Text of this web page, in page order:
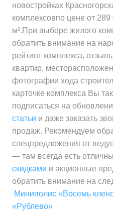
Средняя цена
за 1 м²
Минимальная цена
за 1 м²
Средняя цена
за 1 м²
Средняя цена
за квартиру
Минимальная цена
за 1 м²
Средняя цена
за 1 м²
новостройках
комплексовпо цене от
м².При выборе жилого
обратить внимание на
рейтинг комплекса,
квартир,
фотографии хода
карточке комплекса Вы
подписаться на
статьи и даже заказать
продаж. Рекомендуем
спецпредложения от
— там всегда есть
скидками и акционные
обратить внимание на
Миниполис «Восемь
«Рублево»